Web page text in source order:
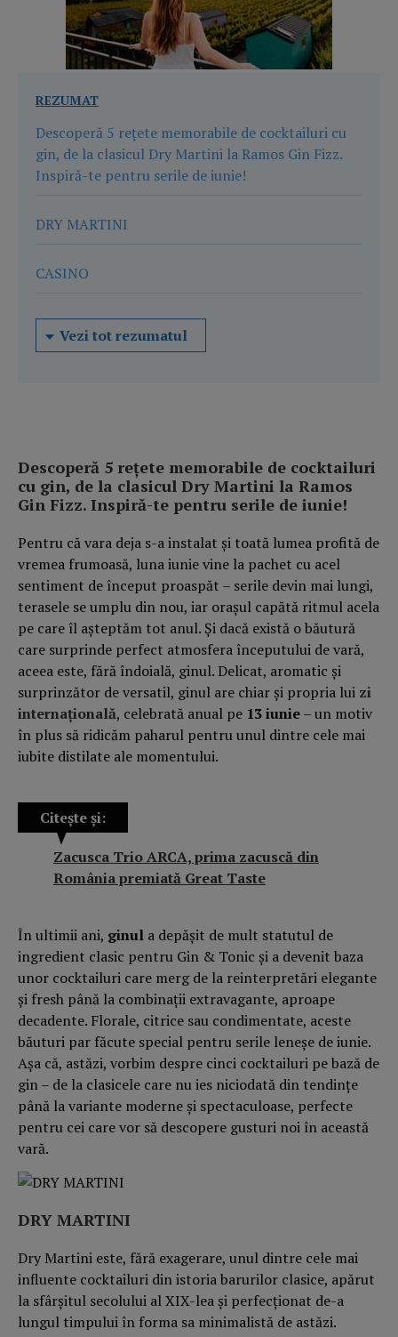
REZUMAT
Descoperă 5 rețete memorabile de cocktailuri cu
gin, de la clasicul Dry Martini la Ramos Gin Fizz.
Inspiră-te pentru serile de iunie!
DRY MARTINI
CASINO
Vezi tot rezumatul
Descoperă 5 rețete memorabile de cocktailuri
cu gin, de la clasicul Dry Martini la Ramos
Gin Fizz. Inspiră-te pentru serile de iunie!
Pentru că vara deja s-a instalat și toată lumea profită de
vremea frumoasă, luna iunie vine la pachet cu acel
sentiment de început proaspăt – serile devin mai lungi,
terasele se umplu din nou, iar orașul capătă ritmul acela
pe care îl așteptăm tot anul. Și dacă există o băutură
care surprinde perfect atmosfera începutului de vară,
aceea este, fără îndoială, ginul. Delicat, aromatic și
surprinzător de versatil, ginul are chiar și propria lui zi
internațională, celebrată anual pe 13 iunie– un motiv
în plus să ridicăm paharul pentru unul dintre cele mai
iubite distilate ale momentului.
Citește și:
Zacusca Trio ARCA, prima zacuscă din
România premiată Great Taste
În ultimii ani, ginul a depășit de mult statutul de
ingredient clasic pentru Gin & Tonic și a devenit baza
unor cocktailuri care merg de la reinterpretări elegante
și fresh până la combinații extravagante, aproape
decadente. Florale, citrice sau condimentate, aceste
băuturi par făcute special pentru serile leneșe de iunie.
Așa că, astăzi, vorbim despre cinci cocktailuri pe bază de
gin – de la clasicele care nu ies niciodată din tendințe
până la variante moderne și spectaculoase, perfecte
pentru cei care vor să descopere gusturi noi în această
vară.
DRY MARTINI
Dry Martini este, fără exagerare, unul dintre cele mai
influente cocktailuri din istoria barurilor clasice, apărut
la sfârșitul secolului al XIX-lea și perfecționat de-a
lungul timpului în forma sa minimalistă de astăzi.